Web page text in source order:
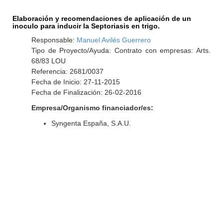
Elaboración y recomendaciones de aplicación de un
inoculo para inducir la Septoriasis en trigo.
Responsable: Manuel Avilés Guerrero
Tipo de Proyecto/Ayuda: Contrato con empresas: Arts.
68/83 LOU
Referencia: 2681/0037
Fecha de Inicio: 27-11-2015
Fecha de Finalización: 26-02-2016
Empresa/Organismo financiador/es:
Syngenta España, S.A.U.